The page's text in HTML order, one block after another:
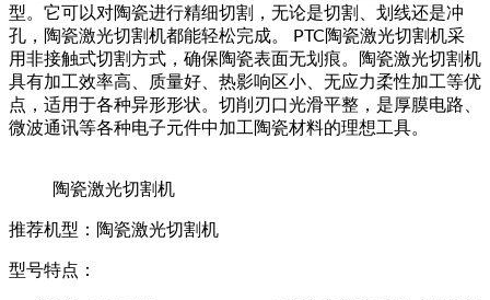
型。它可以对陶瓷进行精细切割，无论是切割、划线还是冲
孔，陶瓷激光切割机都能轻松完成。 PTC陶瓷激光切割机采
用非接触式切割方式，确保陶瓷表面无划痕。陶瓷激光切割机
具有加工效率高、质量好、热影响区小、无应力柔性加工等优
点，适用于各种异形形状。切削刃口光滑平整，是厚膜电路、
微波通讯等各种电子元件中加工陶瓷材料的理想工具。
陶瓷激光切割机
推荐机型：陶瓷激光切割机
型号特点：